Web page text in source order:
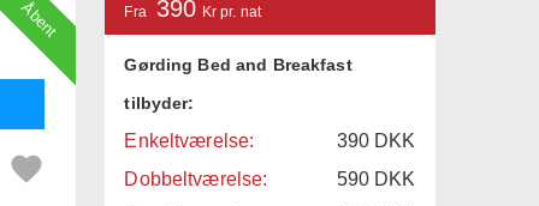
Åbent Fra 390 Kr pr. nat
Gørding Bed and Breakfast
tilbyder:
Enkeltværelse: 390 DKK
Dobbeltværelse:
590 DKK